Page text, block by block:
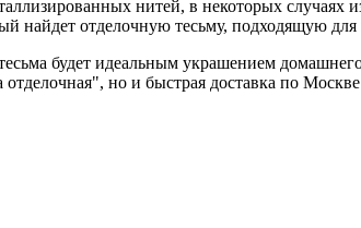
нитей, в некоторых случаях
найдет отделочную тесьму, подходящую для
будет идеальным украшением
но и быстрая доставка по